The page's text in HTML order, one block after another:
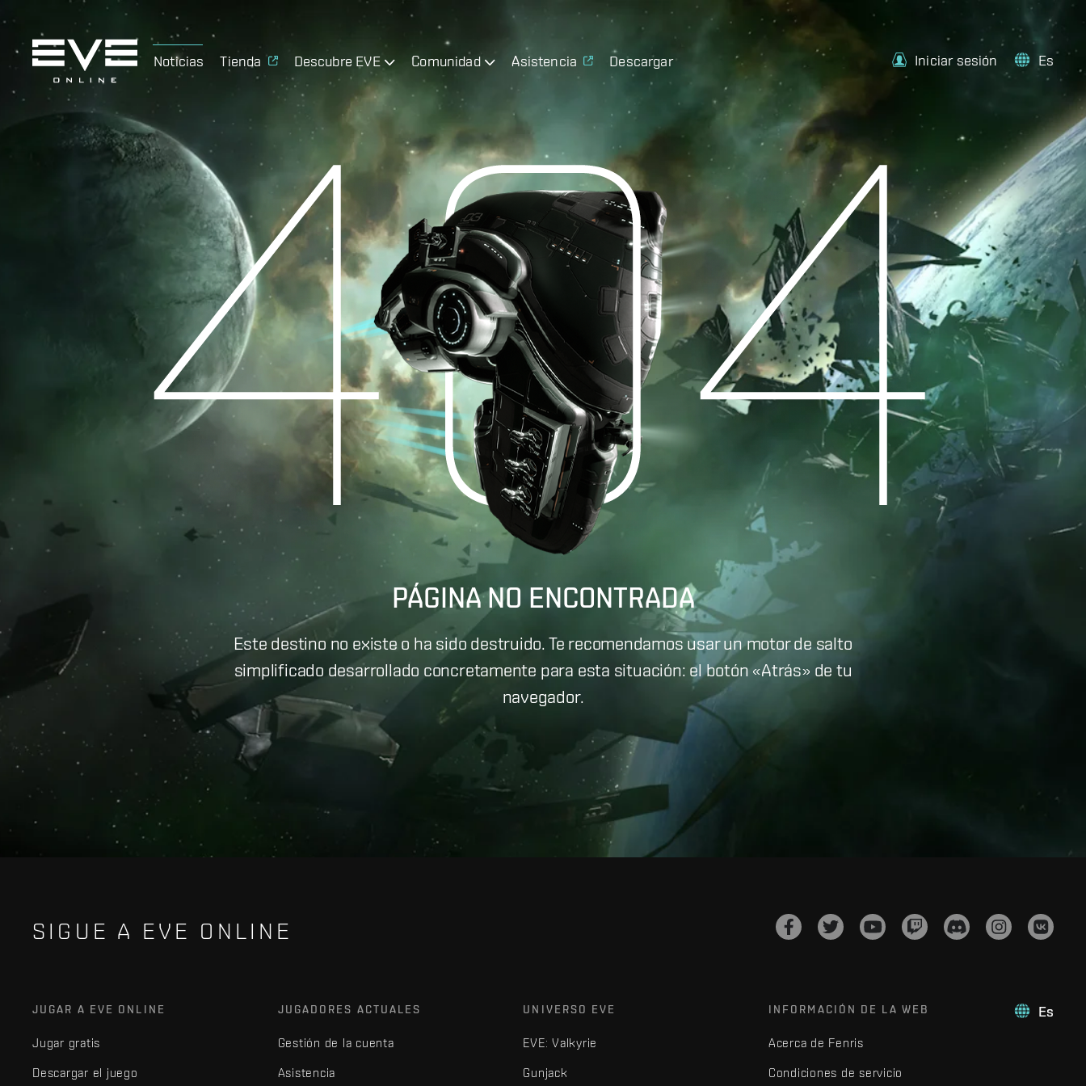
Noticias Tienda Descubre EVE Comunidad Asistencia Descargar Iniciar sesión Es
PÁGINA NO ENCONTRADA
Este destino no existe o ha sido destruido. Te recomendamos usar un motor de salto
simplificado desarrollado concretamente para esta situación: el botón «Atrás» de tu
navegador.
SIGUE A EVE ONLINE
Es
JUGAR A EVE ONLINE
Jugar gratis
Descargar el juego
JUGADORES ACTUALES
Gestión de la cuenta
Asistencia
UNIVERSO EVE
EVE: Valkyrie
Gunjack
INFORMACIÓN DE LA WEB
Acerca de Fenris
Condiciones de servicio